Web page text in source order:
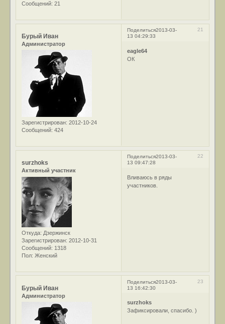
Сообщений: 21
Поделиться 21
2013-03-
13 04:29:33
Бурый Иван
Администратор
Зарегистрирован: 2012-10-24
Сообщений: 424
eagle64
ОК
Поделиться 22
2013-03-
13 09:47:28
surzhoks
Активный участник
Откуда: Дзержинск
Зарегистрирован: 2012-10-31
Сообщений: 1318
Пол: Женский
Вливаюсь в ряды
участников.
Поделиться 23
2013-03-
13 16:42:30
Бурый Иван
Администратор
surzhoks
Зафиксировали, спасибо. )